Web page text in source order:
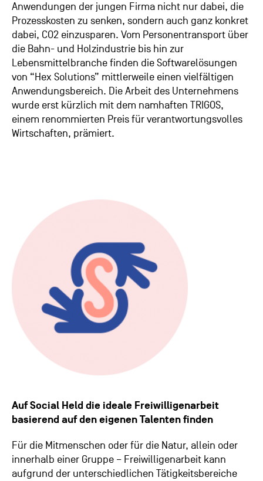
Anwendungen der jungen Firma nicht nur dabei, die
Prozesskosten zu senken, sondern auch ganz konkret
dabei, CO2 einzusparen. Vom Personentransport über
die Bahn- und Holzindustrie bis hin zur
Lebensmittelbranche finden die Softwarelösungen
von “Hex Solutions” mittlerweile einen vielfältigen
Anwendungsbereich. Die Arbeit des Unternehmens
wurde erst kürzlich mit dem namhaften TRIGOS,
einem renommierten Preis für verantwortungsvolles
Wirtschaften, prämiert.
Auf Social Held die ideale Freiwilligenarbeit
basierend auf den eigenen Talenten finden
Für die Mitmenschen oder für die Natur, allein oder
innerhalb einer Gruppe – Freiwilligenarbeit kann
aufgrund der unterschiedlichen Tätigkeitsbereiche